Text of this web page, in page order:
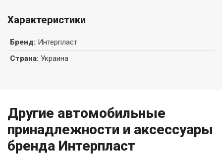
Характеристики
Бренд: Интерпласт
Страна: Украина
Другие автомобильные
принадлежности и аксессуары
бренда Интерпласт